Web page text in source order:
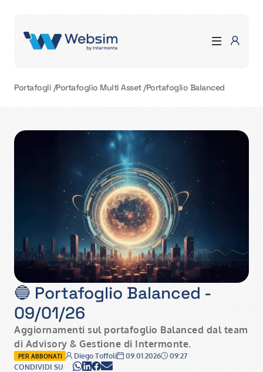
Portafogli /Portafoglio Multi Asset/Portafoglio Balanced
🔵 Portafoglio Balanced -
09/01/26
Aggiornamenti sul portafoglio Balanced dal team
di Advisory & Gestione di Intermonte.
PER ABBONATI Autore:
Diego Toffoli Data:
09.01.2026 Ora:
09:27
CONDIVIDI SU
WhatsApp
LinkedIn
Facebook
Email